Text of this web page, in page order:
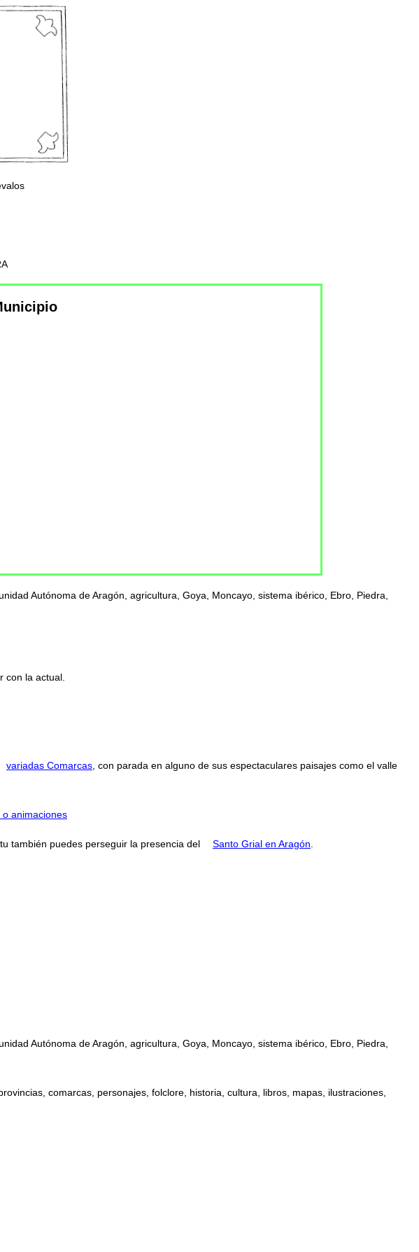
Autónoma de Aragón, agricultura, Goya, Moncayo, sistema ibérico, Ebro, Piedra,
con la actual.
variadas Comarcas , con parada en alguno de sus espectaculares paisajes como el valle
animaciones
tu también puedes perseguir la presencia del Santo Grial en Aragón
Autónoma de Aragón, agricultura, Goya, Moncayo, sistema ibérico, Ebro, Piedra,
comarcas, personajes, folclore, historia, cultura, libros, mapas, ilustraciones,